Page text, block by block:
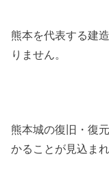
熊本を代表する建
りません。
熊本城の復旧・復
かることが見込まれ